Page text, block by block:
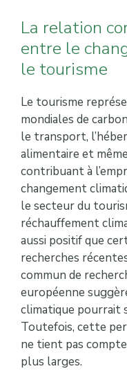
La relation
entre le
le tourisme
Le tourisme
mondiales de
le transport,
alimentaire et
contribuant à
changement
le secteur du
réchauffement
aussi positif que
recherches
commun de
européenne
climatique pourrait
Toutefois, cette
ne tient pas
plus larges.